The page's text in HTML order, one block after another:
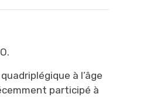
à l’âge
participé à